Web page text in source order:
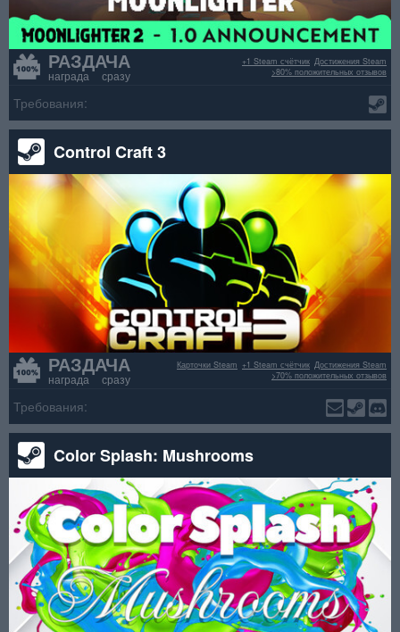
РАЗДАЧА
награда сразу
Достижения Steam
+1 Steam счётчик
>80% положительных отзывов
Требования:
Control Craft 3
РАЗДАЧА
награда сразу
Достижения Steam
+1 Steam счётчик
Карточки Steam
>70% положительных отзывов
Требования:
Color Splash: Mushrooms